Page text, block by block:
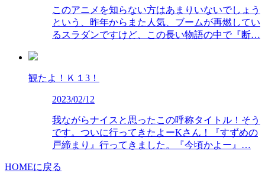
このアニメを知らない方はあまりいないでしょう
という、昨年からまた人気、ブームが再燃してい
るスラダンですけど、この長い物語の中で『断…
観たよ！Ｋ１3！
2023/02/12
我ながらナイスと思ったこの呼称タイトル！そう
です。ついに行ってきたよーKさん！『すずめの
戸締まり』行ってきました。『今頃かよー』…
HOMEに戻る